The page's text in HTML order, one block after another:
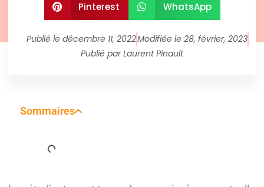
Pinterest WhatsApp
Publié le décembre 11, 2022Modifiée le 28, février, 2023
Publié parLaurent Pinault
Sommaires